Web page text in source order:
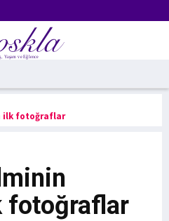
ilk fotoğraflar
fotoğraflar